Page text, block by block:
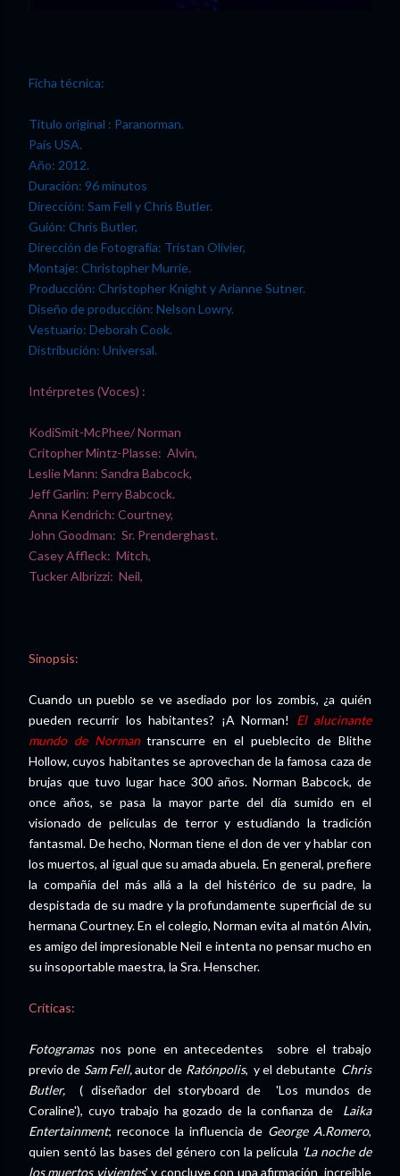
Ficha técnica:
Título original : Paranorman.
País USA.
Año: 2012.
Duración: 96 minutos
Dirección: Sam Fell y Chris Butler.
Guión: Chris Butler,
Dirección de Fotografía: Tristan Olivier,
Montaje: Christopher Murrie.
Producción: Christopher Knight y Arianne Sutner.
Diseño de producción: Nelson Lowry.
Vestuario: Deborah Cook.
Distribución: Universal.
Intérpretes (Voces) :
KodiSmit-McPhee/ Norman
Critopher Mintz-Plasse: Alvin,
Leslie Mann: Sandra Babcock,
Jeff Garlin: Perry Babcock.
Anna Kendrich: Courtney,
John Goodman: Sr. Prenderghast.
Casey Affleck: Mitch,
Tucker Albrizzi: Neil,
Sinopsis:
Cuando un pueblo se ve asediado por los zombis, ¿a quién
pueden recurrir los habitantes? ¡A Norman!
El alucinante
mundo de Normantranscurre en el pueblecito de Blithe
Hollow, cuyos habitantes se aprovechan de la famosa caza de
brujas que tuvo lugar hace 300 años. Norman Babcock, de
once años, se pasa la mayor parte del día sumido en el
visionado de películas de terror y estudiando la tradición
fantasmal. De hecho, Norman tiene el don de ver y hablar con
los muertos, al igual que su amada abuela. En general, prefiere
la compañía del más allá a la del histérico de su padre, la
despistada de su madre y la profundamente superficial de su
hermana Courtney. En el colegio, Norman evita al matón Alvin,
es amigo del impresionable Neil e intenta no pensar mucho en
su insoportable maestra, la Sra. Henscher.
Críticas:
Fotogramas nos pone en antecedentes sobre el trabajo
previo de Sam Fell,autor de Ratónpolis, y el debutante Chris
Butler,
( diseñador del storyboard de 'Los mundos de
Coraline'), cuyo trabajo ha gozado de la confianza de
Laika
Entertainment; reconoce la influencia de George A.Romero,
quien sentó las bases del género con la película 'La noche de
los muertos vivientes' y concluye con una afirmación increíble